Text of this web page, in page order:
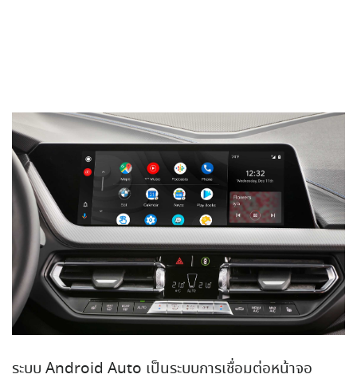
ระบบ Android Auto เป็นระบบการเชื่อมต่อหน้าจอ